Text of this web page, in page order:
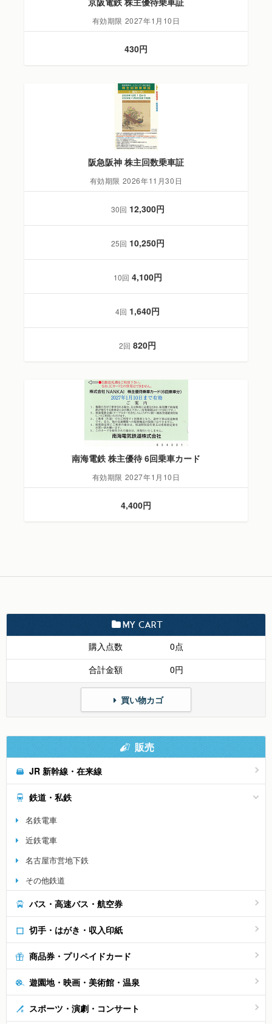
有効期限 2027年1月10日
430円
阪急阪神 株主回数乗車証
有効期限 2026年11月30日
30回 12,300円
25回 10,250円
10回 4,100円
4回 1,640円
2回 820円
南海電鉄 株主優待 6回乗車カード
有効期限 2027年1月10日
4,400円
MY CART
購入点数
0点
合計金額
0円
買い物カゴ
販売
JR 新幹線・在来線
鉄道・私鉄
名鉄電車
近鉄電車
名古屋市営地下鉄
その他鉄道
バス・高速バス・航空券
切手・はがき・収入印紙
商品券・プリペイドカード
遊園地・映画・美術館・温泉
スポーツ・演劇・コンサート